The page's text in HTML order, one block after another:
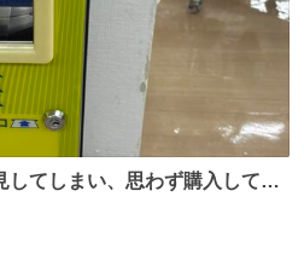
してしまい、思わず購入してし
が発生